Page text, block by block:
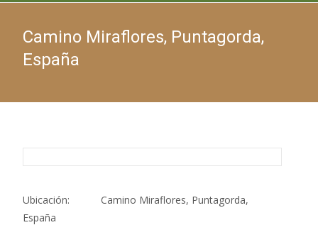
Camino Miraflores, Puntagorda,
España
Ubicación:
Camino Miraflores, Puntagorda,
España